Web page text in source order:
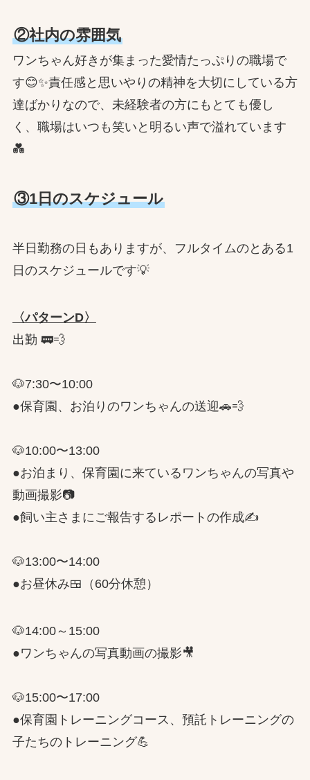
②社内の雰囲気
ワンちゃん好きが集まった愛情たっぷりの職場で
す😊✨責任感と思いやりの精神を大切にしている方
達ばかりなので、未経験者の方にもとても優し
く、職場はいつも笑いと明るい声で溢れています
💑
③1日のスケジュール
半日勤務の日もありますが、フルタイムのとある1
日のスケジュールです💡
〈パターンD〉
出勤 🚃💨
🐶7:30〜10:00
●保育園、お泊りのワンちゃんの送迎🚗💨
🐶10:00〜13:00
●お泊まり、保育園に来ているワンちゃんの写真や
動画撮影📷
●飼い主さまにご報告するレポートの作成✍️
🐶13:00〜14:00
●お昼休み🍱（60分休憩）
🐶14:00～15:00
●ワンちゃんの写真動画の撮影🎥
🐶15:00〜17:00
●保育園トレーニングコース、預託トレーニングの
子たちのトレーニング💪